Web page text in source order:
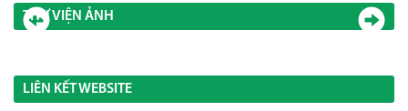
THƯ VIỆN ẢNH
LIÊN KẾT WEBSITE